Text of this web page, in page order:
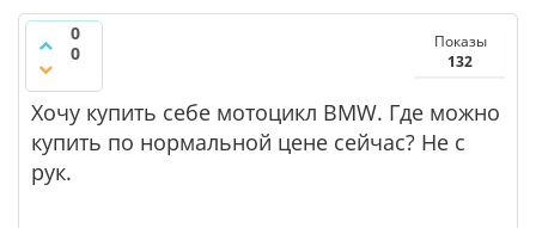
0
0
Показы
132
Хочу купить себе мотоцикл BMW. Где можно
купить по нормальной цене сейчас? Не с
рук.